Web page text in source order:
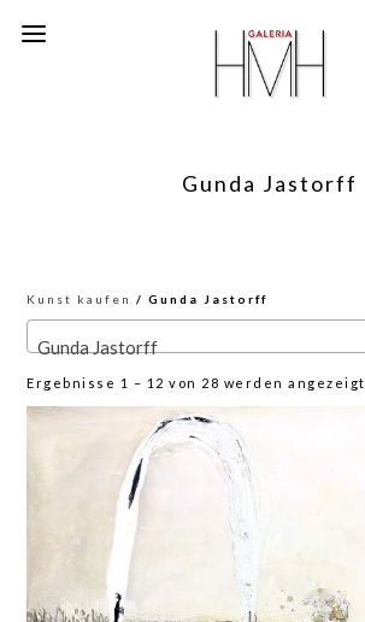
Gunda Jastorff
Kunst kaufen / Gunda Jastorff
Gunda Jastorff
Ergebnisse 1 – 12 von 28 werden angezeigt